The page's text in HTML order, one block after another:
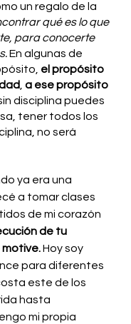
un regalo de la
qué es lo que
para conocerte
En algunas de
el propósito
, a ese propósito
disciplina puedes
tener todos los
no será
ya era una
a tomar clases
de mi corazón
de tu
motive. Hoy soy
para diferentes
este de los
hasta
mi propia